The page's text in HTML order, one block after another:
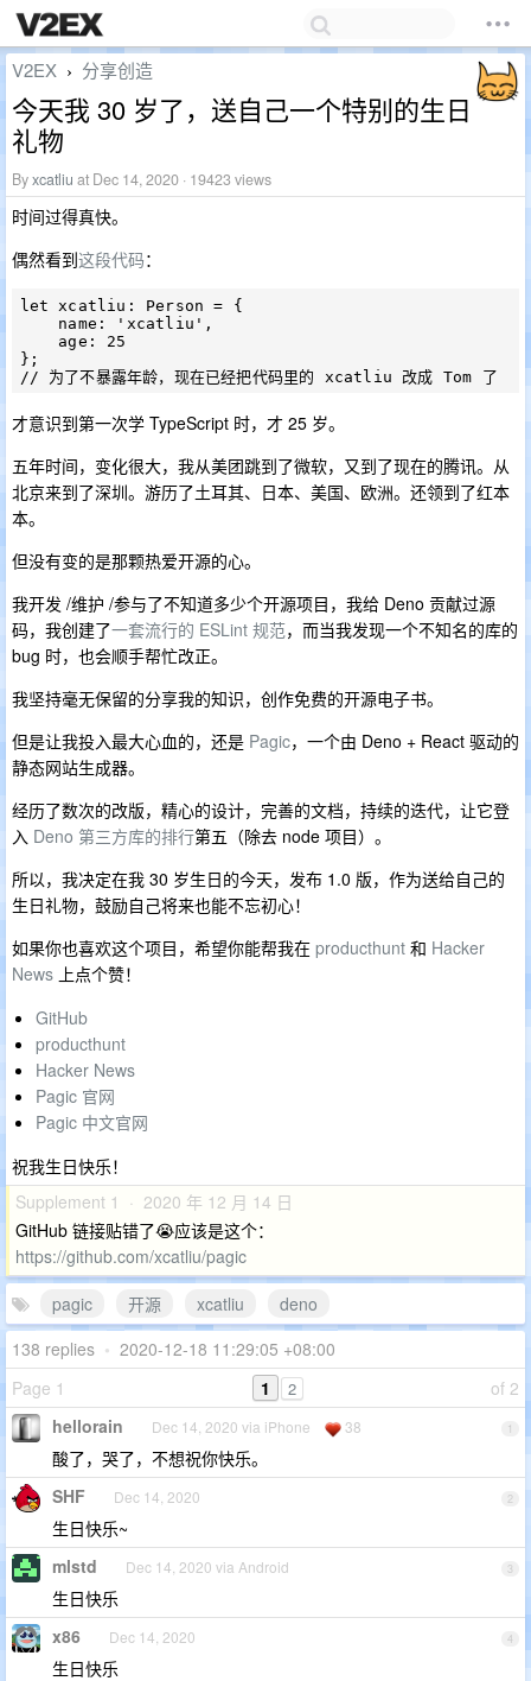
V2EX › 分享创造
今天我 30 岁了，送自己一个特别的生日
礼物
Byxcatliu at Dec 14, 2020 · 19423 views
时间过得真快。
偶然看到这段代码：
let xcatliu: Person = {
};
才意识到第一次学 TypeScript 时，才 25 岁。
五年时间，变化很大，我从美团跳到了微软，又到了现在的腾讯。从
北京来到了深圳。游历了土耳其、日本、美国、欧洲。还领到了红本
本。
但没有变的是那颗热爱开源的心。
我开发 /维护 /参与了不知道多少个开源项目，我给 Deno 贡献过源
码，我创建了一套流行的 ESLint 规范，而当我发现一个不知名的库的
bug 时，也会顺手帮忙改正。
我坚持毫无保留的分享我的知识，创作免费的开源电子书。
但是让我投入最大心血的，还是 Pagic，一个由 Deno + React 驱动的
静态网站生成器。
经历了数次的改版，精心的设计，完善的文档，持续的迭代，让它登
入 Deno 第三方库的排行第五（除去 node 项目）。
所以，我决定在我 30 岁生日的今天，发布 1.0 版，作为送给自己的
生日礼物，鼓励自己将来也能不忘初心！
如果你也喜欢这个项目，希望你能帮我在 producthunt 和 Hacker
News 上点个赞！
GitHub
producthunt
Hacker News
Pagic 官网
Pagic 中文官网
祝我生日快乐！
Supplement 1 · 2020 年 12 月 14 日
GitHub 链接贴错了😭应该是这个：
https://github.com/xcatliu/pagic
pagic
开源 xcatliu
deno
138 replies • 2020-12-18 11:29:05 +08:00
Page 1
of 2
1 2
1
hellorain Dec 14, 2020 via iPhone 38
酸了，哭了，不想祝你快乐。
2
SHF Dec 14, 2020
生日快乐~
3
mlstd Dec 14, 2020 via Android
生日快乐
4
x86 Dec 14, 2020
生日快乐